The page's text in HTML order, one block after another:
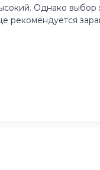
Однако выбор
рекомендуется